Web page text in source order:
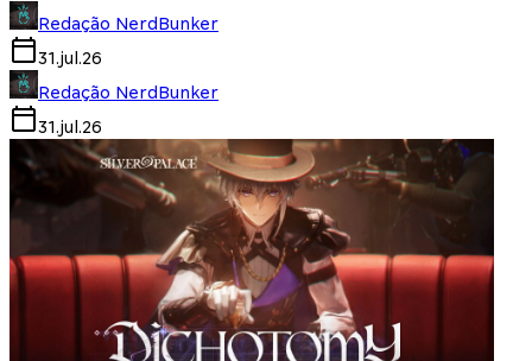
Redação NerdBunker
31.jul.26
Redação NerdBunker
31.jul.26